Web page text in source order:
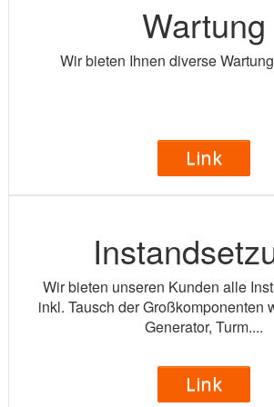
Wartung
Wir bieten Ihnen diverse
Link
Wir bieten unseren Kunden alle
inkl. Tausch der Großkomponenten
Generator, Turm....
Link